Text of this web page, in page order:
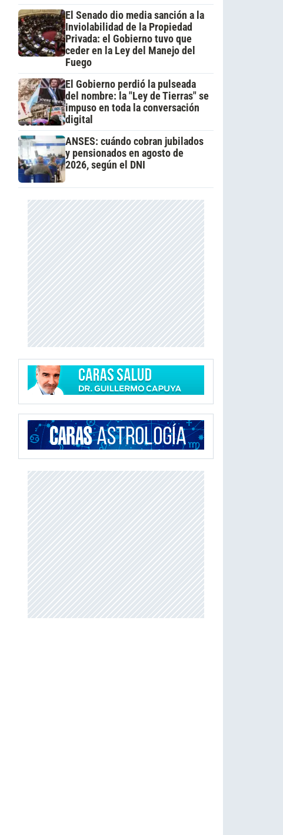
El Senado dio media sanción a la
Inviolabilidad de la Propiedad
Privada: el Gobierno tuvo que
ceder en la Ley del Manejo del
Fuego
El Gobierno perdió la pulseada
del nombre: la "Ley de Tierras" se
impuso en toda la conversación
digital
ANSES: cuándo cobran jubilados
y pensionados en agosto de
2026, según el DNI